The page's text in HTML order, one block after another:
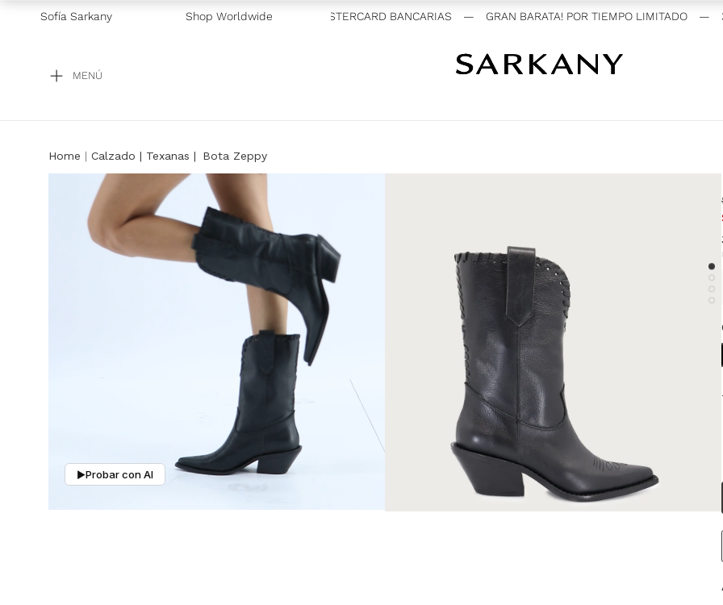
Sofía Sarkany Shop Worldwide
GALICIA — 2 CUOTAS SIN INTERÉS CON VISA Y MASTERCARD BANCARIAS — GRAN BARATA! POR TIEMPO LIMITADO — 3
MENÚ
Calzado Texanas Bota Zeppy
▶Probar con AI